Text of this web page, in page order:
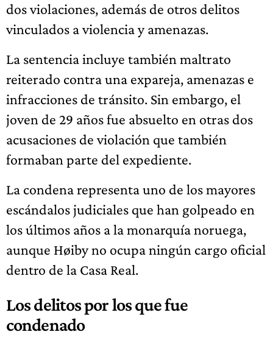
dos violaciones, además de otros delitos
vinculados a violencia y amenazas.
La sentencia incluye también maltrato
reiterado contra una expareja, amenazas e
infracciones de tránsito. Sin embargo, el
joven de 29 años fue absuelto en otras dos
acusaciones de violación que también
formaban parte del expediente.
La condena representa uno de los mayores
escándalos judiciales que han golpeado en
los últimos años a la monarquía noruega,
aunque Høiby no ocupa ningún cargo oficial
dentro de la Casa Real.
Los delitos por los que fue
condenado